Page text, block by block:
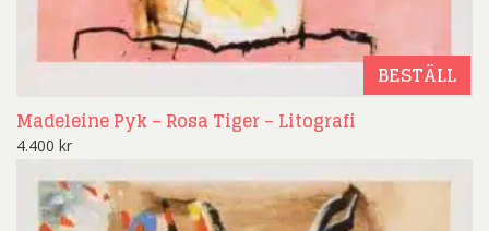
BESTÄLL
Madeleine Pyk – Rosa Tiger – Litografi
4.400 kr